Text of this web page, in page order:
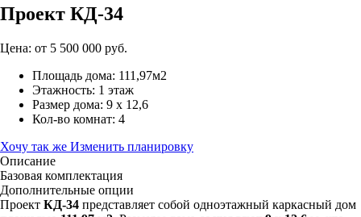
Проект КД-34
Цена: от 5 500 000 руб.
Площадь дома: 111,97м2
Этажность: 1 этаж
Размер дома: 9 х 12,6
Кол-во комнат: 4
Хочу так же Изменить планировку
Описание
Базовая комплектация
Дополнительные опции
Проект КД-34 представляет собой одноэтажный каркасный дом